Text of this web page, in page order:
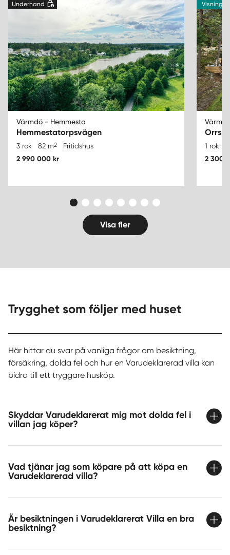
Underhand
Värmdö - Hemmesta
Hemmestatorpsvägen
3 rok 82 m2 Fritidshus
2 990 000 kr
Visning
1 rok
2 300
Visa fler
Trygghet som följer med huset
Här hittar du svar på vanliga frågor om besiktning,
försäkring, dolda fel och hur en Varudeklarerad villa kan
bidra till ett tryggare husköp.
Skyddar Varudeklarerat mig mot dolda fel i
villan jag köper?
Vad tjänar jag som köpare på att köpa en
Varudeklarerad villa?
Är besiktningen i Varudeklarerat Villa en bra
besiktning?